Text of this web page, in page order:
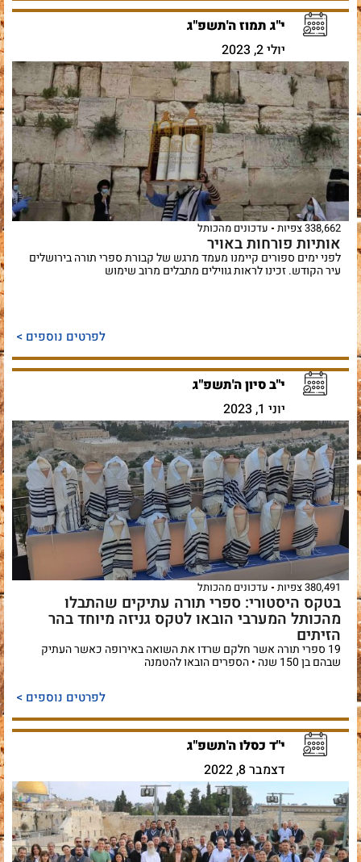
י"ג תמוז ה'תשפ"ג
יולי 2, 2023
338,662 צפיות עדכונים מהכותל
אותיות פורחות באויר
לפני ימים ספורים קיימנו מעמד מרגש של קבורת ספרי תורה בירושלים
עיר הקודש. זכינו לראות גווילים מתבלים מרוב שימוש
לפרטים נוספים >
י"ב סיון ה'תשפ"ג
יוני 1, 2023
380,491 צפיות עדכונים מהכותל
בטקס היסטורי: ספרי תורה עתיקים שהתבלו
מהכותל המערבי הובאו לטקס גניזה מיוחד בהר
הזיתים
19 ספרי תורה אשר חלקם שרדו את השואה באירופה כאשר העתיק
שבהם בן 150 שנה • הספרים הובאו להטמנה
לפרטים נוספים >
י"ד כסלו ה'תשפ"ג
דצמבר 8, 2022